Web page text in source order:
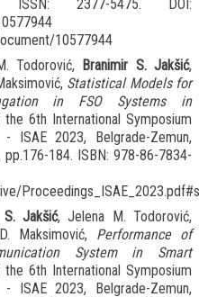
ISSN: 2377-5475. DOI:
10577944
Todorović, Branimir S. Jakšić,
Statistical Models for
in FSO Systems in
6th International Symposium
ISAE 2023, Belgrade-Zemun,
184. ISBN: 978-86-7834-
S. Jakšić, Jelena M. Todorović,
Maksimović, Performance of
System in Smart
6th International Symposium
ISAE 2023, Belgrade-Zemun,